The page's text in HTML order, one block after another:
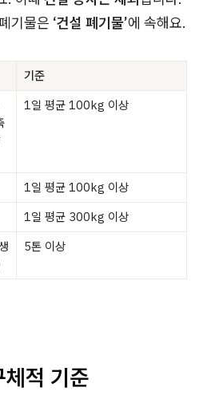
기물은 ‘건설 폐기물’에 속해요.
기준
1일 평균 100kg 이상
1일 평균 100kg 이상
1일 평균 300kg 이상
5톤 이상
적 기준